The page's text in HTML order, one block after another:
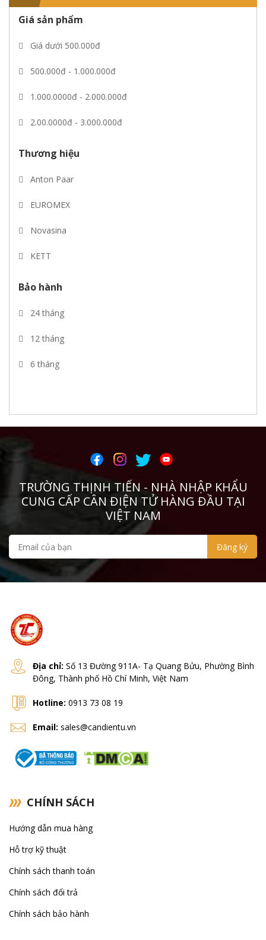
Giá sản phẩm
Giá dưới 500.000đ
500.000đ - 1.000.000đ
1.000.0000đ - 2.000.000đ
2.00.0000đ - 3.000.000đ
3.00.0000đ - 5.000.000đ
Thương hiệu
Anton Paar
EUROMEX
Novasina
KETT
Mettler toledo
CIMA
Pebco
REVERE
TSCALE
Zemic
Infinity
HBM
KERN
Shinko
Ohaus
Bảo hành
24 tháng
12 tháng
6 tháng
TRƯỜNG THỊNH TIẾN - NHÀ NHẬP KHẨU
CUNG CẤP CÂN ĐIỆN TỬ HÀNG ĐẦU TẠI
VIỆT NAM
Địa chỉ: Số 13 Đường 911A- Tạ Quang Bửu, Phường Bình
Đông, Thành phố Hồ Chí Minh, Việt Nam
Hotline: 0913 73 08 19
Email: sales@candientu.vn
CHÍNH SÁCH
Hướng dẫn mua hàng
Hỗ trợ kỹ thuật
Chính sách thanh toán
Chính sách đổi trả
Chính sách bảo hành